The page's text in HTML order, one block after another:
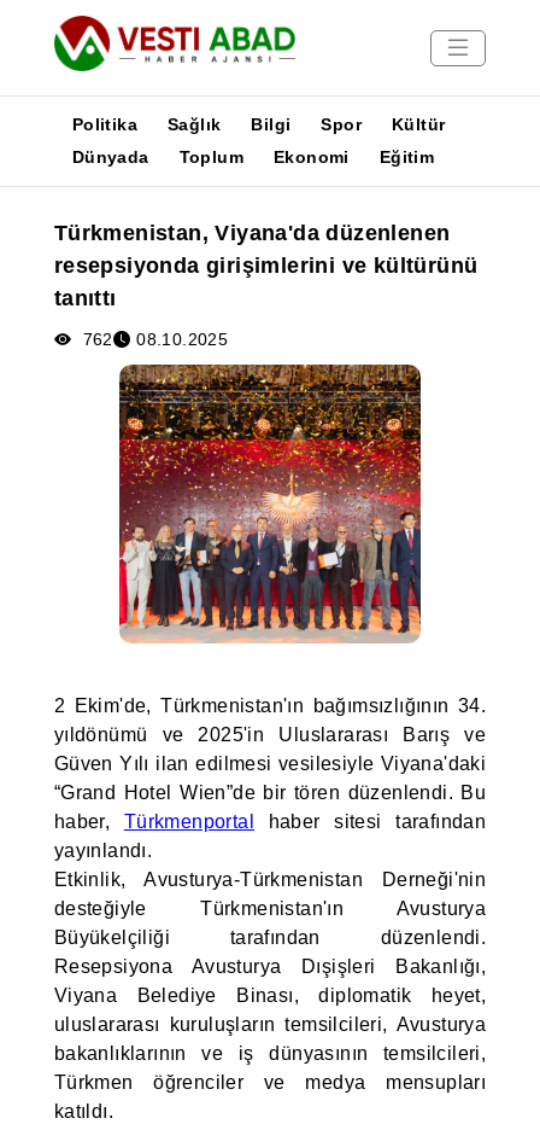
Yayınlar
Medya
Poster
Politika Sağlık Bilgi Spor
Kültür
Dünyada
Toplum Ekonomi Eğitim
Türkmenistan, Viyana'da düzenlenen
resepsiyonda girişimlerini ve kültürünü
tanıttı
762 08.10.2025
2 Ekim'de, Türkmenistan'ın bağımsızlığının 34.
yıldönümü ve 2025'in Uluslararası Barış ve
Güven Yılı ilan edilmesi vesilesiyle Viyana'daki
“Grand Hotel Wien”de bir tören düzenlendi. Bu
haber, Türkmenportal
haber sitesi tarafından
yayınlandı.
Etkinlik, Avusturya-Türkmenistan Derneği'nin
desteğiyle Türkmenistan'ın Avusturya
Büyükelçiliği tarafından düzenlendi.
Resepsiyona Avusturya Dışişleri Bakanlığı,
Viyana Belediye Binası, diplomatik heyet,
uluslararası kuruluşların temsilcileri, Avusturya
bakanlıklarının ve iş dünyasının temsilcileri,
Türkmen öğrenciler ve medya mensupları
katıldı.